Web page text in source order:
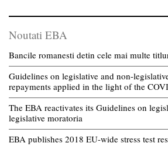
Noutati EBA
Bancile romanesti detin cele mai multe
Guidelines on legislative and non-
repayments applied in the light of the
The EBA reactivates its Guidelines on
legislative moratoria
EBA publishes 2018 EU-wide stress test